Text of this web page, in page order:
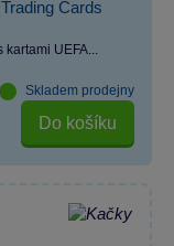
Cards
kartami UEFA...
Skladem prodejny
Do košíku